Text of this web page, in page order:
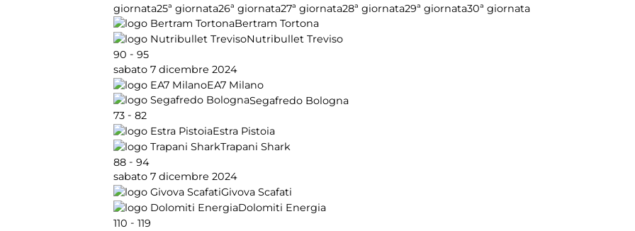
giornata25ª giornata26ª giornata27ª giornata28ª giornata29ª giornata30ª giornata
Bertram Tortona
Nutribullet Treviso
90 - 95
sabato 7 dicembre 2024
EA7 Milano
Segafredo Bologna
73 - 82
Estra Pistoia
Trapani Shark
88 - 94
sabato 7 dicembre 2024
Givova Scafati
Dolomiti Energia
110 - 119